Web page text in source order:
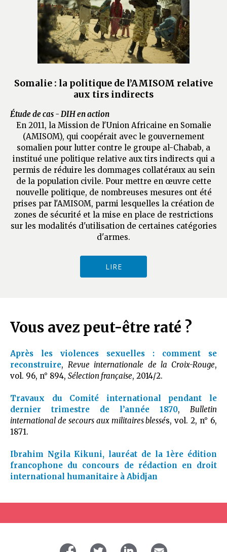
Somalie : la politique de l’AMISOM relative
aux tirs indirects
Étude de cas - DIH en action
En 2011, la Mission de l'Union Africaine en Somalie
(AMISOM), qui coopérait avec le gouvernement
somalien pour lutter contre le groupe al-Chabab, a
institué une politique relative aux tirs indirects qui a
permis de réduire les dommages collatéraux au sein
de la population civile. Pour mettre en œuvre cette
nouvelle politique, de nombreuses mesures ont été
prises par l'AMISOM, parmi lesquelles la création de
zones de sécurité et la mise en place de restrictions
sur les modalités d'utilisation de certaines catégories
d'armes.
LIRE
Vous avez peut-être raté ?
Après les violences sexuelles : comment se
reconstruire,Revue internationale de la Croix-Rouge,
vol. 96, n° 894, Sélection française, 2014/2.
Travaux du Comité international pendant le
dernier trimestre de l’année 1870, Bulletin
international de secours aux militaires blessés, vol. 2, n° 6,
1871.
Ibrahim Ngila Kikuni, lauréat de la 1ère édition
francophone du concours de rédaction en droit
international humanitaire à Abidjan